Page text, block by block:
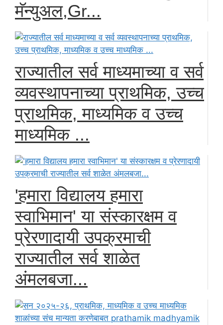
मॅन्युअल,Gr...
राज्यातील सर्व माध्यमाच्या व सर्व
व्यवस्थापनाच्या प्राथमिक, उच्च
प्राथमिक, माध्यमिक व उच्च
माध्यमिक ...
'हमारा विद्यालय हमारा
स्वाभिमान' या संस्कारक्षम व
प्रेरणादायी उपक्रमाची
राज्यातील सर्व शाळेत
अंमलबजा...